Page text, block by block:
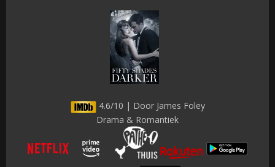
4.6/10 | Door James Foley
Drama & Romantiek